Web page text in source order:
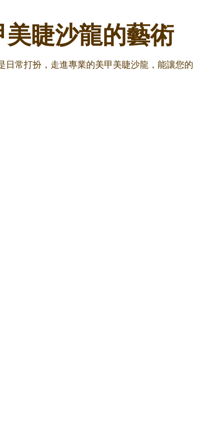
睫沙龍的藝術
日常打扮，走進專業的美甲美睫沙龍，能讓您的